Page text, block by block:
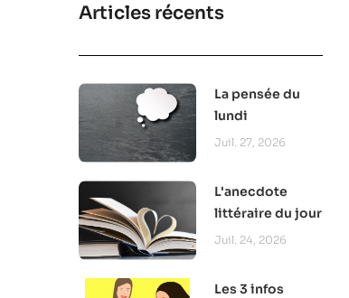
Articles récents
La pensée du
lundi
Juil. 27, 2026
L'anecdote
littéraire du jour
Juil. 24, 2026
Les 3 infos